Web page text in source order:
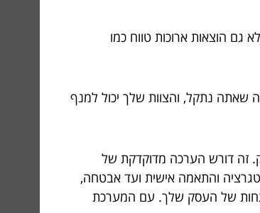
הוצאות ארוכות טווח כמו
שאתה נתקל, והצוות שלך יכול למנף
זה דורש הערכה מדוקדקת של
והתאמה אישית ועד אבטחה,
של העסק שלך. עם המערכת